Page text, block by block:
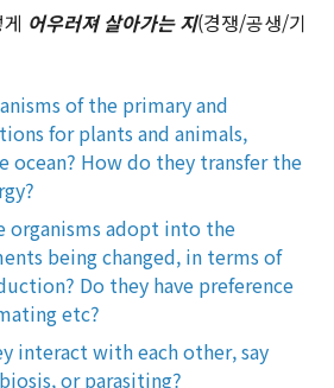
어우러져 살아가는 지(경쟁/공생/기
of the primary and
for plants and animals,
ocean? How do they transfer the
organisms adopt into the
being changed, in terms of
Do they have preference
etc?
interact with each other, say
or parasiting?